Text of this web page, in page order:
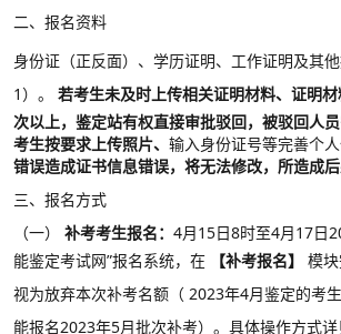
二、报名资料
身份证（正反面）、学历证明、工作证明及其
1）。
若考生未及时上传相关证明材料、证明
次以上，鉴定站有权直接审批驳回，被驳回人
考生按要求上传照片、 输入身份证号等完善个人
错误造成证书信息错误，将无法修改，所造成后
三、报名方式
（一） 补考考生报名： 4月15日8时至4月17日
能鉴定考试网”报名系统，在
【补考报名】
模
视为放弃本次补考名额（ 2023年4月鉴定的考
能报名2023年5月批次补考）。具体操作方式